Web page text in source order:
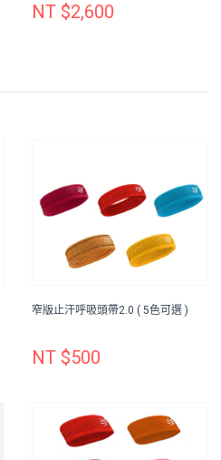
NT $2,600
窄版止汗呼吸頭帶2.0 ( 5色可選 )
NT $500